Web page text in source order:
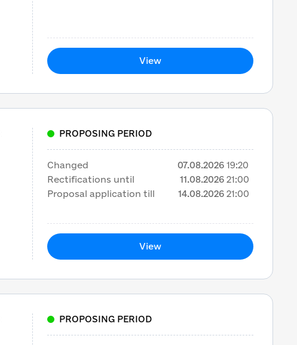
View
PROPOSING PERIOD
Changed 07.08.2026 19:20
Rectifications until
11.08.2026 21:00
Proposal application till
14.08.2026 21:00
View
PROPOSING PERIOD